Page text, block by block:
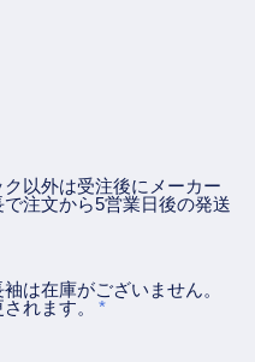
ク以外は受注後にメーカー
注文から5営業日後の発送
は在庫がございません。
れます。